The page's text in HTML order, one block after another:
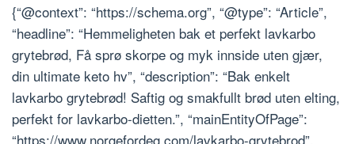
{“@context”: “https://schema.org”, “@type”: “Article”,
“headline”: “Hemmeligheten bak et perfekt lavkarbo
grytebrød, Få sprø skorpe og myk innside uten gjær,
din ultimate keto hv”, “description”: “Bak enkelt
lavkarbo grytebrød! Saftig og smakfullt brød uten elting,
perfekt for lavkarbo-dietten.”, “mainEntityOfPage”:
“https://www.norgefordeg.com/lavkarbo-grytebrod”,